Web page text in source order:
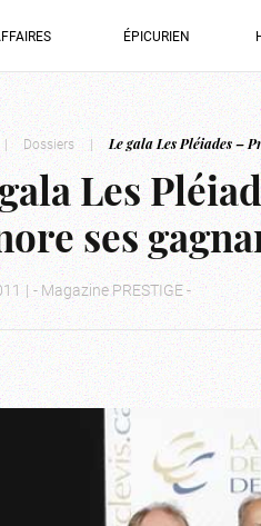
ÉPICURIEN
| Dossiers | Le gala Les Pléiades –
Les
ses
| - Magazine PRESTIGE -